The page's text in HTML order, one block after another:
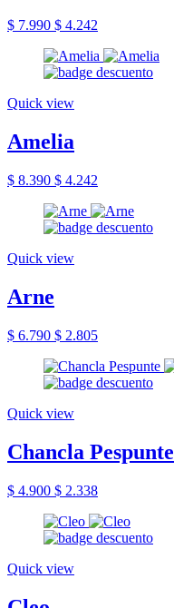
$ 7.990 $ 4.242
Quick view
Amelia
$ 8.390 $ 4.242
Quick view
Arne
$ 6.790 $ 2.805
Quick view
Chancla Pespunte
$ 4.900 $ 2.338
Quick view